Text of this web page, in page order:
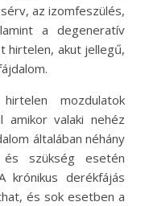
az izomfeszülés,
a degeneratív
hirtelen, akut jellegű,
mozdulatok
amikor valaki nehéz
általában néhány
szükség esetén
krónikus derékfájás
és sok esetben a